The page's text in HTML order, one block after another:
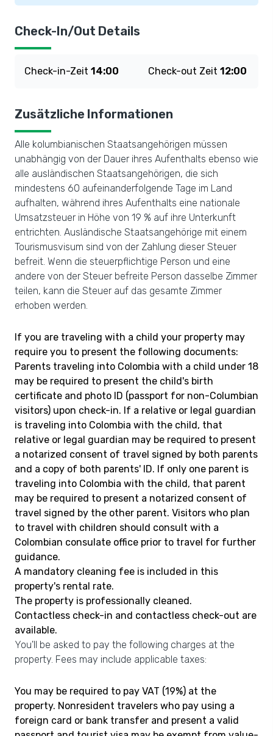
Check-In/Out Details
Check-in-Zeit 14:00 Check-out Zeit 12:00
Zusätzliche Informationen
Alle kolumbianischen Staatsangehörigen müssen
unabhängig von der Dauer ihres Aufenthalts ebenso wie
alle ausländischen Staatsangehörigen, die sich
mindestens 60 aufeinanderfolgende Tage im Land
aufhalten, während ihres Aufenthalts eine nationale
Umsatzsteuer in Höhe von 19 % auf ihre Unterkunft
entrichten. Ausländische Staatsangehörige mit einem
Tourismusvisum sind von der Zahlung dieser Steuer
befreit. Wenn die steuerpflichtige Person und eine
andere von der Steuer befreite Person dasselbe Zimmer
teilen, kann die Steuer auf das gesamte Zimmer
erhoben werden.
If you are traveling with a child your property may
require you to present the following documents:
Parents traveling into Colombia with a child under 18
may be required to present the child's birth
certificate and photo ID (passport for non-Columbian
visitors) upon check-in. If a relative or legal guardian
is traveling into Colombia with the child, that
relative or legal guardian may be required to present
a notarized consent of travel signed by both parents
and a copy of both parents' ID. If only one parent is
traveling into Colombia with the child, that parent
may be required to present a notarized consent of
travel signed by the other parent. Visitors who plan
to travel with children should consult with a
Colombian consulate office prior to travel for further
guidance.
A mandatory cleaning fee is included in this
property's rental rate.
The property is professionally cleaned.
Contactless check-in and contactless check-out are
available.
You'll be asked to pay the following charges at the
property. Fees may include applicable taxes:
You may be required to pay VAT (19%) at the
property. Nonresident travelers who pay using a
foreign card or bank transfer and present a valid